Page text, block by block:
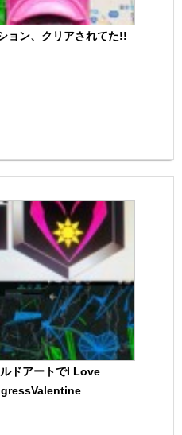
ョン、クリアされてた!!
ドアートでI Love